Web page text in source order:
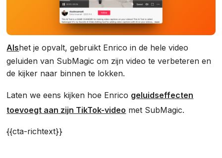
‍‍Alshet je opvalt, gebruikt Enrico in de hele video
geluiden van SubMagic om zijn video te verbeteren en
de kijker naar binnen te lokken.
Laten we eens kijken hoe Enrico geluidseffecten
toevoegt aan zijn TikTok-video met SubMagic.
{{cta-richtext}}